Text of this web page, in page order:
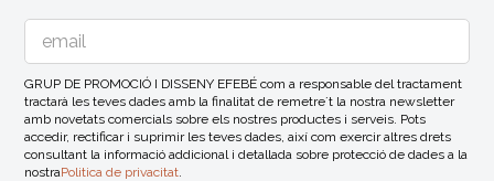
GRUP DE PROMOCIÓ I DISSENY EFEBÉ com a responsable del tractament
tractarà les teves dades amb la finalitat de remetre´t la nostra newsletter
amb novetats comercials sobre els nostres productes i serveis. Pots
accedir, rectificar i suprimir les teves dades, així com exercir altres drets
consultant la informació addicional i detallada sobre protecció de dades a la
nostraPolitica de privacitat.